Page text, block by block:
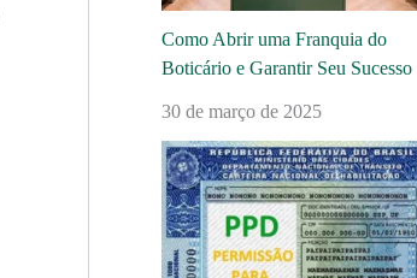
Como Abrir uma Franquia do
Boticário e Garantir Seu Sucesso
30 de março de 2025